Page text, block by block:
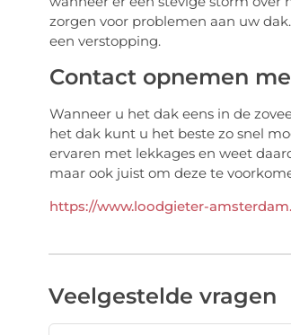
zorgen voor problemen aan uw
een verstopping.
Contact opnemen
Wanneer u het dak eens in de
het dak kunt u het beste zo snel
ervaren met lekkages en weet
maar ook juist om deze te
https://www.loodgieter-
Veelgestelde vragen